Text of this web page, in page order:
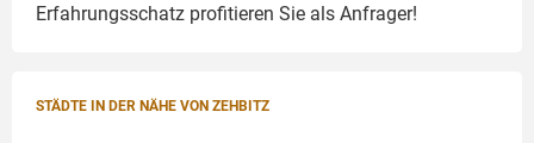
Erfahrungsschatz profitieren Sie als Anfrager!
STÄDTE IN DER NÄHE VON ZEHBITZ